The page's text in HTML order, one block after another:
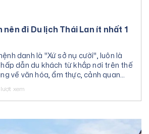
nên đi Du lịch Thái Lan ít nhất 1
danh là "Xứ sở nụ cười", luôn là
dẫn du khách từ khắp nơi trên thế
về văn hóa, ẩm thực, cảnh quan
người thân thiện.
xem